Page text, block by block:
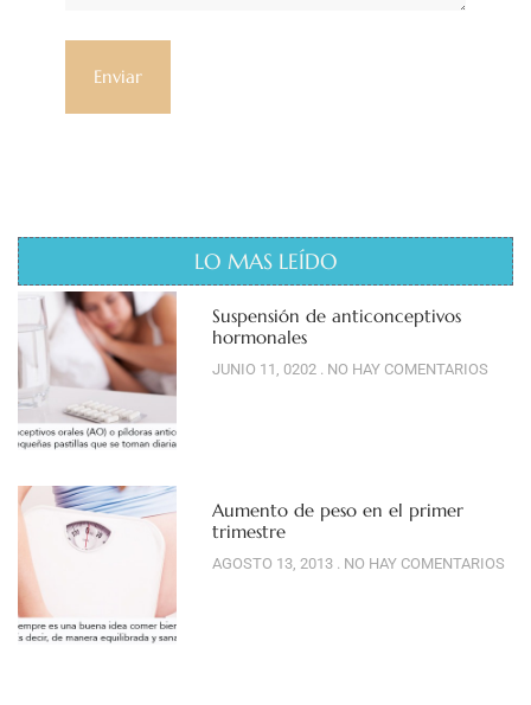
LO MAS LEÍDO
Suspensión de anticonceptivos
hormonales
JUNIO 11, 0202 NO HAY COMENTARIOS
Aumento de peso en el primer
trimestre
AGOSTO 13, 2013 NO HAY COMENTARIOS